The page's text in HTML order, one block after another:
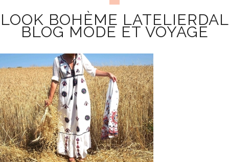
LOOK BOHÈME LATELIERDAL
BLOG MODE ET VOYAGE